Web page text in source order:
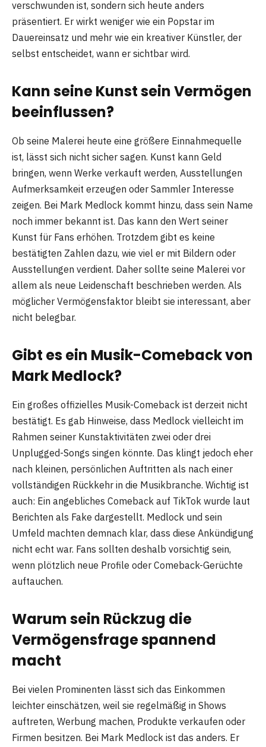
verschwunden ist, sondern sich heute anders
präsentiert. Er wirkt weniger wie ein Popstar im
Dauereinsatz und mehr wie ein kreativer Künstler, der
selbst entscheidet, wann er sichtbar wird.
Kann seine Kunst sein Vermögen
beeinflussen?
Ob seine Malerei heute eine größere Einnahmequelle
ist, lässt sich nicht sicher sagen. Kunst kann Geld
bringen, wenn Werke verkauft werden, Ausstellungen
Aufmerksamkeit erzeugen oder Sammler Interesse
zeigen. Bei Mark Medlock kommt hinzu, dass sein Name
noch immer bekannt ist. Das kann den Wert seiner
Kunst für Fans erhöhen. Trotzdem gibt es keine
bestätigten Zahlen dazu, wie viel er mit Bildern oder
Ausstellungen verdient. Daher sollte seine Malerei vor
allem als neue Leidenschaft beschrieben werden. Als
möglicher Vermögensfaktor bleibt sie interessant, aber
nicht belegbar.
Gibt es ein Musik-Comeback von
Mark Medlock?
Ein großes offizielles Musik-Comeback ist derzeit nicht
bestätigt. Es gab Hinweise, dass Medlock vielleicht im
Rahmen seiner Kunstaktivitäten zwei oder drei
Unplugged-Songs singen könnte. Das klingt jedoch eher
nach kleinen, persönlichen Auftritten als nach einer
vollständigen Rückkehr in die Musikbranche. Wichtig ist
auch: Ein angebliches Comeback auf TikTok wurde laut
Berichten als Fake dargestellt. Medlock und sein
Umfeld machten demnach klar, dass diese Ankündigung
nicht echt war. Fans sollten deshalb vorsichtig sein,
wenn plötzlich neue Profile oder Comeback-Gerüchte
auftauchen.
Warum sein Rückzug die
Vermögensfrage spannend
macht
Bei vielen Prominenten lässt sich das Einkommen
leichter einschätzen, weil sie regelmäßig in Shows
auftreten, Werbung machen, Produkte verkaufen oder
Firmen besitzen. Bei Mark Medlock ist das anders. Er